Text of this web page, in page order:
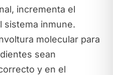
incrementa el
sistema inmune.
molecular para
sean
y en el